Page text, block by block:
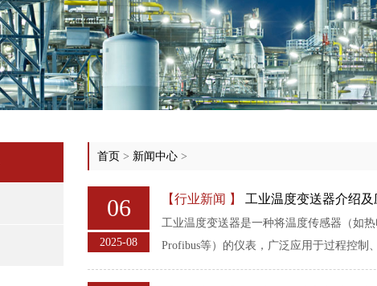
首页 > 新闻中心 >
06
2025-08
【行业新闻 】 工业温度变送器介绍及
工业温度变送器是一种将温度传感器（如
Profibus等）的仪表，广泛应用于过程控制